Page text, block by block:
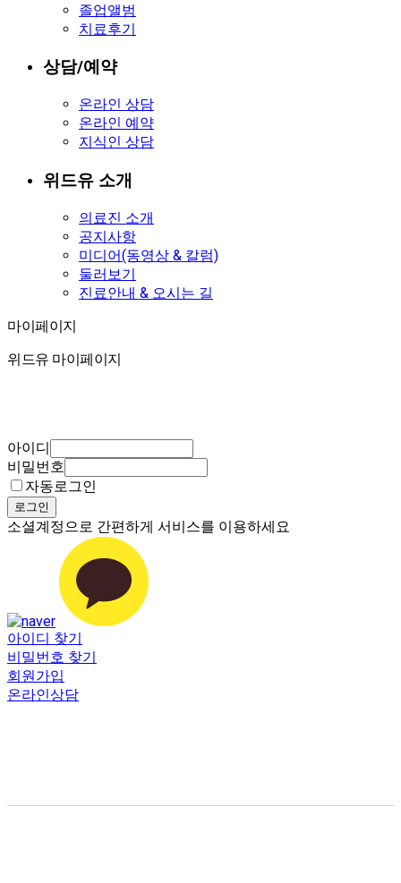
졸업앨범
치료후기
상담/예약
온라인 상담
온라인 예약
지식인 상담
위드유 소개
의료진 소개
공지사항
미디어(동영상 & 칼럼)
둘러보기
진료안내 & 오시는 길
마이페이지
마이페이지
위드유 마이페이지
아이디
비밀번호
자동로그인
로그인
소셜계정으로 간편하게 서비스를 이용하세요
아이디 찾기
비밀번호 찾기
회원가입
온라인상담